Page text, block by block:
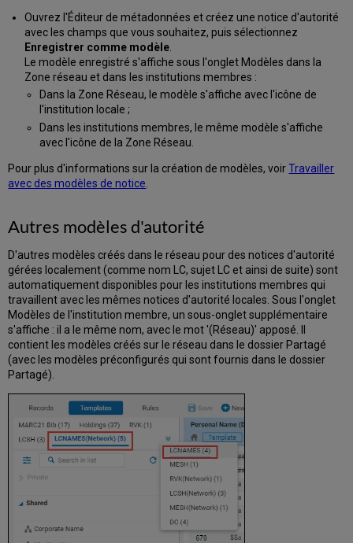
Ouvrez l'Éditeur de métadonnées et créez une notice d'autorité
avec les champs que vous souhaitez, puis sélectionnez
Enregistrer comme modèle.
Le modèle enregistré s'affiche sous l'onglet Modèles dans la
Zone réseau et dans les institutions membres :
Dans la Zone Réseau, le modèle s'affiche avec l'icône de
l'institution locale ;
Dans les institutions membres, le même modèle s'affiche
avec l'icône de la Zone Réseau.
Pour plus d'informations sur la création de modèles, voirTravailler
avec des modèles de notice
Autres modèles d'autorité
D'autres modèles créés dans le réseau pour des notices d'autorité
gérées localement (comme nom LC, sujet LC et ainsi de suite) sont
automatiquement disponibles pour les institutions membres qui
travaillent avec les mêmes notices d'autorité locales. Sous l'onglet
Modèles de l'institution membre, unsous-ongletsupplémentaire
s'affiche : il a le même nom, avec le mot '(Réseau)' apposé. Il
contient les modèles créés sur le réseau dans le dossier Partagé
(avec les modèles préconfigurés qui sont fournis dans le dossier
Partagé).